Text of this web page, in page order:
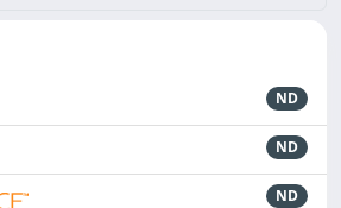
ND
ND
ND